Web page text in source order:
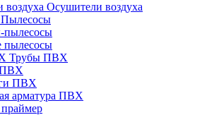
Осушители воздуха
Пылесосы
пылесосы
пылесосы
Трубы ПВХ
ПВХ
арматура ПВХ